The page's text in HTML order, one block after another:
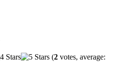
(2 votes, average: